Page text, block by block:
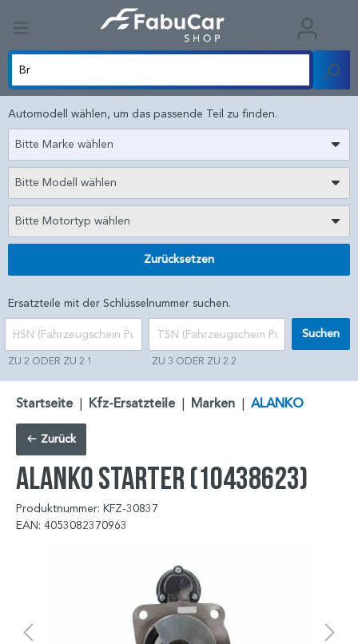
Automodell wählen, um das passende Teil zu finden.
Bitte Marke wählen
Bitte Modell wählen
Bitte Motortyp wählen
Zurücksetzen
Ersatzteile mit der Schlüsselnummer suchen.
ZU 2 ODER ZU 2.1 ZU 3 ODER ZU 2.2
Suchen
Startseite | Kfz-Ersatzteile | Marken | ALANKO
Zurück
ALANKO Starter (10438623)
Produktnummer: KFZ-30837
EAN: 4053082370963